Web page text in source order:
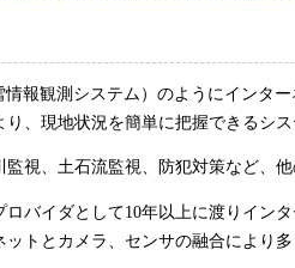
報観測システム）のようにインタ
、現地状況を簡単に把握できるシス
視、土石流監視、防犯対策など、他
バイダとして10年以上に渡りイン
トとカメラ、センサの融合により